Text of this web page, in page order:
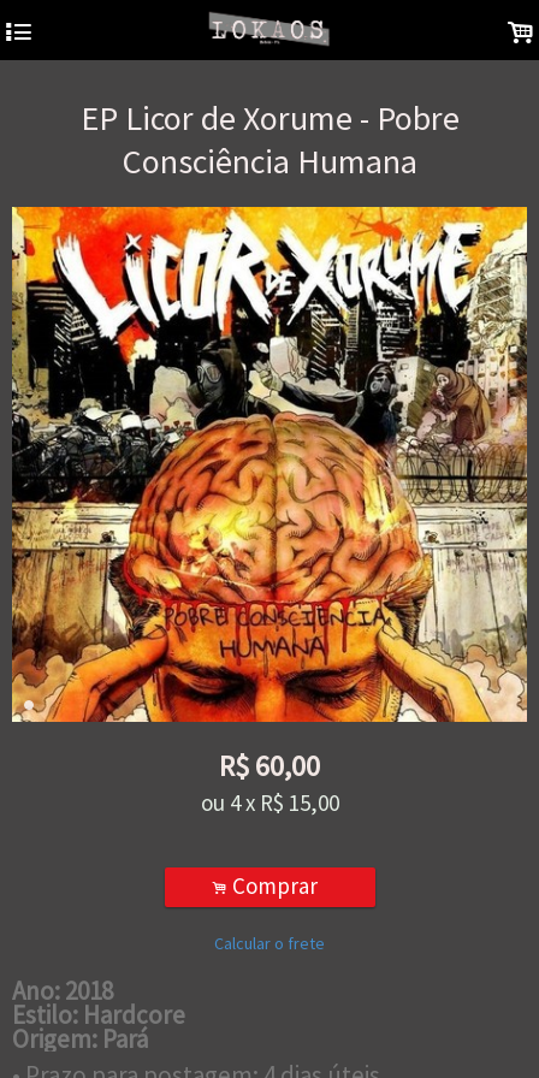
4 .
EP Licor de Xorume - Pobre
Consciência Humana
R$60,00
ou 4x R$ 15,00
. Comprar
Calcular o frete
Ano: 2018
Estilo: Hardcore
Origem: Pará